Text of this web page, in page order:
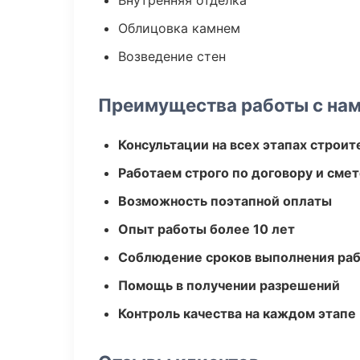
Облицовка камнем
Возведение стен
Преимущества работы с
Консультации на всех этапах
Работаем строго по договору и
Возможность поэтапной оплаты
Опыт работы более 10 лет
Соблюдение сроков выполнения
Помощь в получении разрешений
Контроль качества на каждом этапе